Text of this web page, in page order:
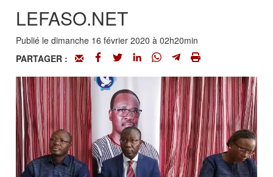
LEFASO.NET
Publié le dimanche 16 février 2020 à 02h20min
PARTAGER :